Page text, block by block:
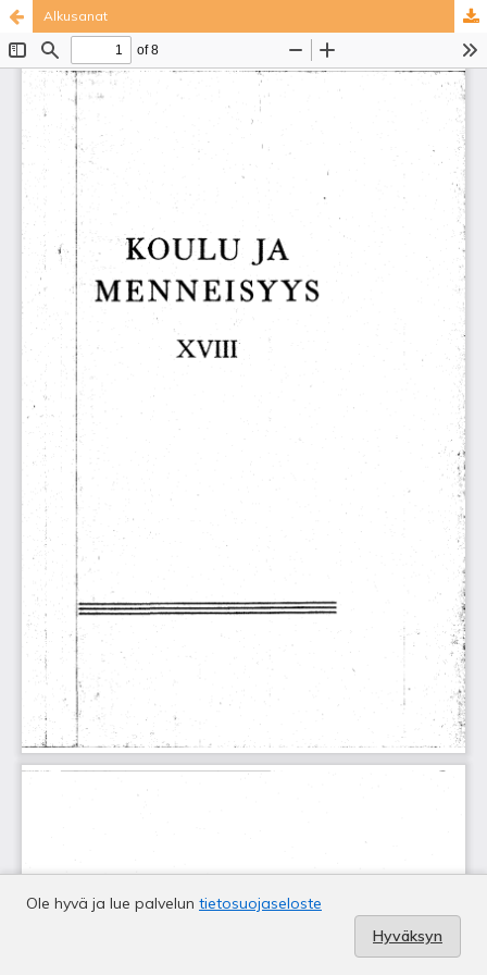
Alkusanat
Ole hyvä ja lue palvelun tietosuojaseloste
Hyväksyn
Palvelua ylläpitää Tieteellisten seurain valtuuskunta